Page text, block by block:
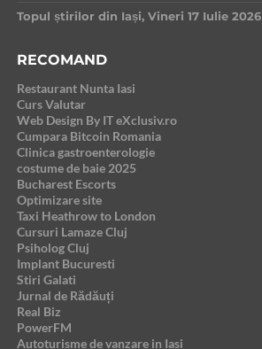
Topul știrilor din Iași, Vineri 17 Iulie 2026
RECOMAND
Restaurant Nunta Iasi
Curs Valutar
Web Design By IT eXclusiv.ro
Cumpara Bitcoin Romania
Clinica gastroenterologie
costume de baie 2025
Bucharest Escorts
Optimizare site
Taxi Heathrow to London
Cursuri Lamaze Cluj
Psiholog Cluj
Implant Bucuresti
Stiri Galati
Jurnal de Rădăuți
Real Biz
PowerFM
Autoturisme de vanzare in Iasi